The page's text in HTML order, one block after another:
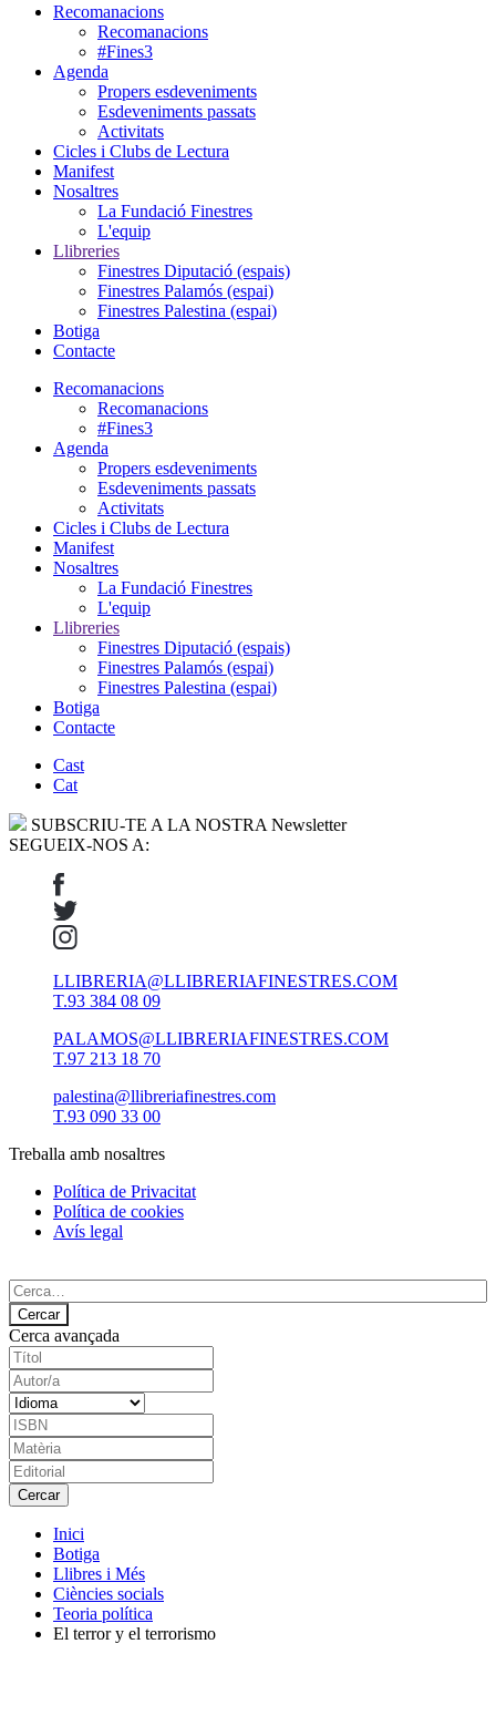
Recomanacions
Recomanacions
#Fines3
Agenda
Propers esdeveniments
Esdeveniments passats
Activitats
Cicles i Clubs de Lectura
Manifest
Nosaltres
La Fundació Finestres
L'equip
Llibreries
Finestres Diputació (espais)
Finestres Palamós (espai)
Finestres Palestina (espai)
Botiga
Contacte
Recomanacions
Recomanacions
#Fines3
Agenda
Propers esdeveniments
Esdeveniments passats
Activitats
Cicles i Clubs de Lectura
Manifest
Nosaltres
La Fundació Finestres
L'equip
Llibreries
Finestres Diputació (espais)
Finestres Palamós (espai)
Finestres Palestina (espai)
Botiga
Contacte
Cast
Cat
SUBSCRIU-TE A LA NOSTRA Newsletter
SEGUEIX-NOS A:
LLIBRERIA@LLIBRERIAFINESTRES.COM
T.93 384 08 09
PALAMOS@LLIBRERIAFINESTRES.COM
T.97 213 18 70
palestina@llibreriafinestres.com
T.93 090 33 00
Treballa amb nosaltres
Política de Privacitat
Política de cookies
Avís legal
Cerca avançada
Inici
Botiga
Llibres i Més
Ciències socials
Teoria política
El terror y el terrorismo